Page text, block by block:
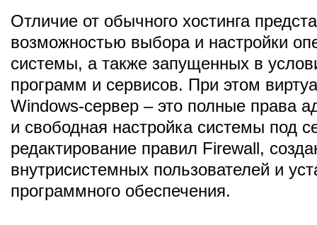
Отличие от обычного хостинга
возможностью выбора и настройки
системы, а также запущенных в
программ и сервисов. При этом
Windows-сервер – это полные права
и свободная настройка системы под
редактирование правил Firewall,
внутрисистемных пользователей и
программного обеспечения.